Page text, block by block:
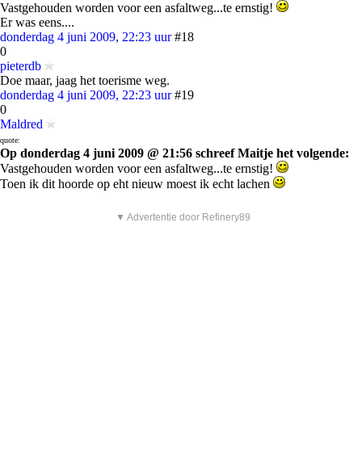
Vastgehouden worden voor een asfaltweg...te ernstig!
Er was eens....
donderdag 4 juni 2009, 22:23 uur #18
0
pieterdb
Doe maar, jaag het toerisme weg.
donderdag 4 juni 2009, 22:23 uur #19
0
Maldred
quote:
Op donderdag 4 juni 2009 @ 21:56 schreef Maitje het volgende:
Vastgehouden worden voor een asfaltweg...te ernstig!
Toen ik dit hoorde op eht nieuw moest ik echt lachen
▼ Advertentie door Refinery89